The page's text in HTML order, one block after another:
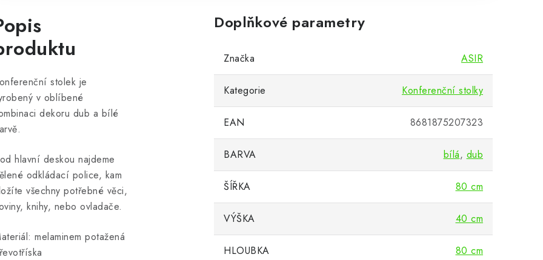
stolek je
v oblíbené
dekoru dub a bílé
hlavní deskou najdeme
odkládací police, kam
všechny potřebné věci,
knihy, nebo ovladače.
melaminem potažená
Doplňkové parametry
Značka ASIR
Kategorie Konferenční stolky
EAN 8681875207323
BARVA bílá, dub
ŠÍŘKA 80 cm
VÝŠKA 40 cm
HLOUBKA 80 cm